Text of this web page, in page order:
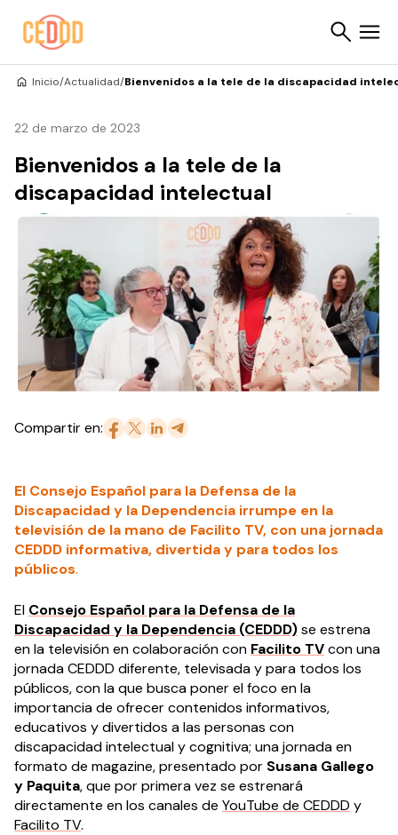
Inicio/Actualidad/Bienvenidos a la tele de la discapacidad
22 de marzo de 2023
Bienvenidos a la tele de la
discapacidad intelectual
Compartir en:
El Consejo Español para la Defensa de la
Discapacidad y la Dependencia irrumpe en la
televisión de la mano de Facilito TV, con una jornada
CEDDD informativa, divertida y para todos los
públicos.
El Consejo Español para la Defensa de la
Discapacidad y la Dependencia (CEDDD)se estrena
en la televisión en colaboración con Facilito TVcon una
jornada CEDDD diferente, televisada y para todos los
públicos, con la que busca poner el foco en la
importancia de ofrecer contenidos informativos,
educativos y divertidos a las personas con
discapacidad intelectual y cognitiva; una jornada en
formato de magazine, presentado por Susana Gallego
y Paquita, que por primera vez se estrenará
directamente en los canales de YouTube de CEDDD y
Facilito TV.